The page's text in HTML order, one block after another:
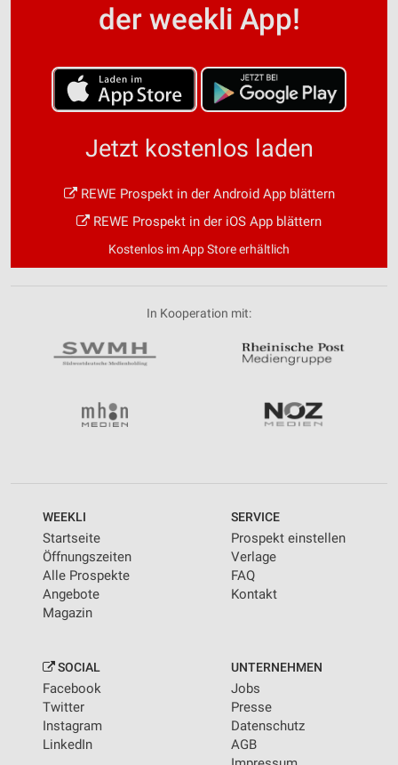
der weekli App!
Jetzt kostenlos laden
REWE Prospekt in der Android App blättern
REWE Prospekt in der iOS App blättern
Kostenlos im App Store erhältlich
In Kooperation mit:
WEEKLI
Startseite
Öffnungszeiten
Alle Prospekte
Angebote
Magazin
SERVICE
Prospekt einstellen
Verlage
FAQ
Kontakt
SOCIAL
Facebook
Twitter
Instagram
LinkedIn
UNTERNEHMEN
Jobs
Presse
Datenschutz
AGB